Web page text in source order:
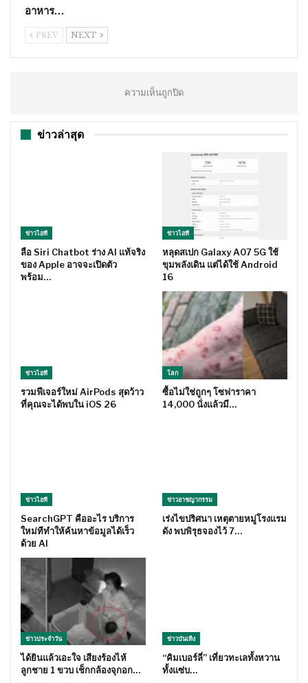
อาหาร…
PREV NEXT
ความเห็นถูกปิด
ข่าวล่าสุด
ข่าวไอที
ลือ Siri Chatbot ร่าง AI แท้จริง
ของ Apple อาจจะเปิดตัว
พร้อม…
ข่าวไอที
หลุดสเปก Galaxy A07 5G ใช้
ขุมพลังเดิน แต่ได้ใช้ Android
16
ข่าวไอที
รวมฟีเจอร์ใหม่ AirPods สุดว้าว
ที่คุณจะได้พบใน iOS 26
โลก
ซื้อไม่ใช่ถูกๆ โซฟาราคา
14,000 นั่งแล้วมี…
ข่าวไอที
SearchGPT คืออะไร บริการ
ใหม่ทีทำให้ค้นหาข้อมูลได้เร็ว
ด้วย AI
ข่าวอาชญากรรม
เร่งไขปริศนา เหตุตายหมู่โรงแรม
ดัง พบพิรุธจองไว้ 7…
ข่าวประจำวัน
ได้ยินแล้วเอะใจ เสียงร้องไห้
ลูกชาย 1 ขวบ เช็กกล้องจุกอก…
ข่าวบันเทิง
“คิมเบอร์ลี่” เที่ยวทะเลทั้งหวาน
ทั้งแซ่บ…